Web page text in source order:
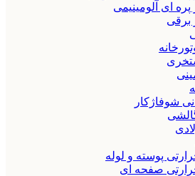
پره ای آلومینیمی
برقی
شوفاژکار
پوسته و لوله
صفحه ای